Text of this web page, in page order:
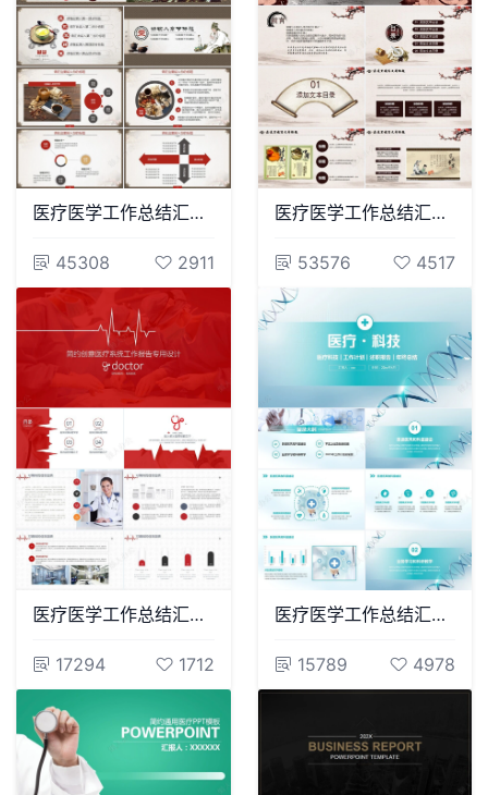
医疗医学工作总结汇报通用PPT模板(185)
45308 2911
医疗医学工作总结汇报通用PPT模板(91)
53576 4517
医疗医学工作总结汇报通用PPT模板(126)
17294 1712
医疗医学工作总结汇报通用PPT模板(24)
15789 4978